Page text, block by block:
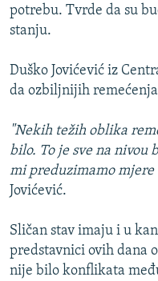
potrebu. Tvrde da su
stanju.
Duško Jovićević iz
da ozbiljnijih
"Nekih težih oblika
bilo. To je sve na nivou
mi preduzimamo mjere
Jovićević.
Sličan stav imaju i u
predstavnici ovih dana
nije bilo konflikata